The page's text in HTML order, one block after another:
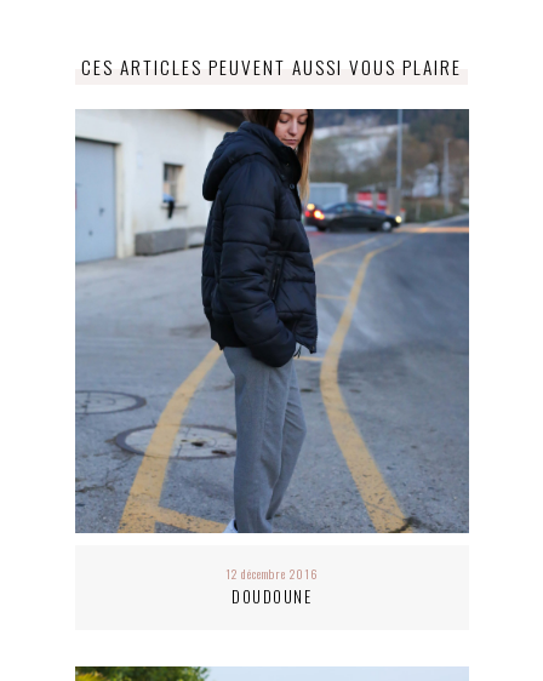
CES ARTICLES PEUVENT AUSSI VOUS PLAIRE
12 décembre 2016
DOUDOUNE